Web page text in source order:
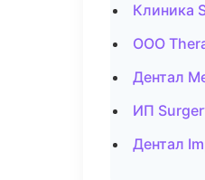
Клиника
ООО
Дентал
ИП
Дентал